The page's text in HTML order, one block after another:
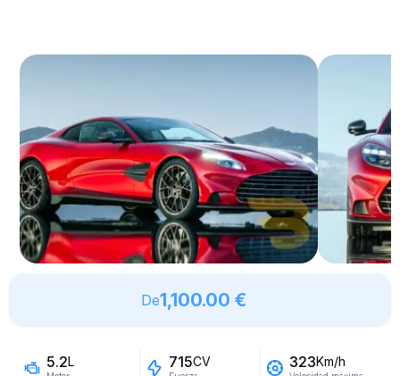
De1,100.00 €
5.2L 715CV 323Km/h